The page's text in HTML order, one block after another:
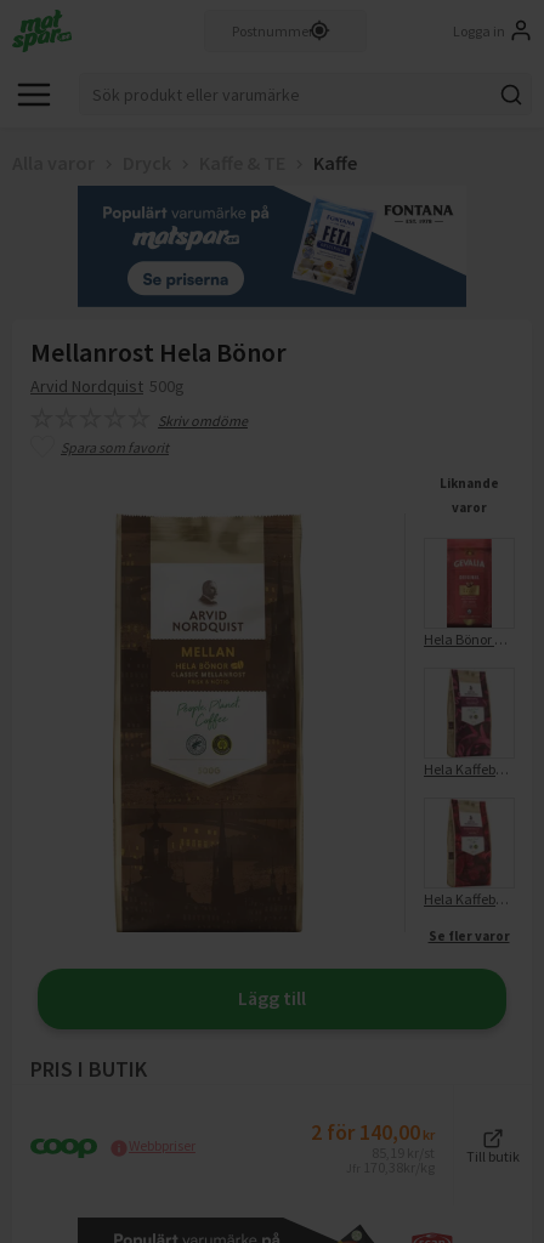
Logga in
Kaffe
Mellanrost Hela Bönor
Arvid Nordquist 500g
Skriv omdöme
Spara som favorit
Liknande
varor
Hela Bönor Original Mellanrost
Hela Kaffebönor Extra Mörkrost Festivita
Hela Kaffebönor Franskrost Extra Mörk
Se fler varor
Lägg till
PRIS I BUTIK
Webbpriser 2 för 140,00 kr
Till butik